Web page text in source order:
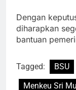
Dengan
diharapkan
bantuan
Tagged: BSU
Menkeu Sri